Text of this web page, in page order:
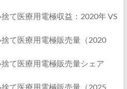
捨て医療用電極収益：2020年 VS
捨て医療用電極販売量（2020
捨て医療用電極販売量シェア
捨て医療用電極販売量（2025